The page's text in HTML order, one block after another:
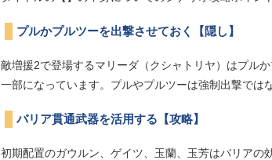
プルかプルツーを出撃させておく【隠し】
敵増援2で登場するマリーダ（クシャトリヤ）はプル
一部になっています。プルやプルツーは強制出撃では
バリア貫通武器を活用する【攻略】
初期配置のガウルン、ゲイツ、玉蘭、玉芳はバリアの